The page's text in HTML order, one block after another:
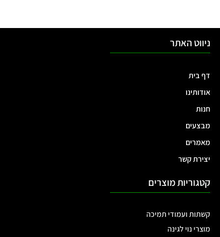
ניווט האתר
דף בית
אודותינו
חנות
מבצעים
מאמרים
יצירת קשר
קטגוריות מוצרים
קשתות ועמודי תמיכה
מוצרי נוי לגינה